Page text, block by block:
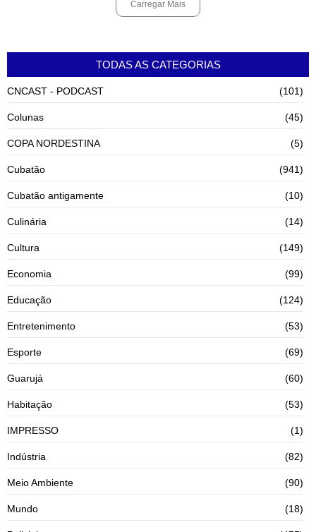
Carregar Mais
TODAS AS CATEGORIAS
CNCAST - PODCAST (101)
Colunas (45)
COPA NORDESTINA (5)
Cubatão (941)
Cubatão antigamente (10)
Culinária (14)
Cultura (149)
Economia (99)
Educação (124)
Entretenimento (53)
Esporte (69)
Guarujá (60)
Habitação (53)
IMPRESSO (1)
Indústria (82)
Meio Ambiente (90)
Mundo (18)